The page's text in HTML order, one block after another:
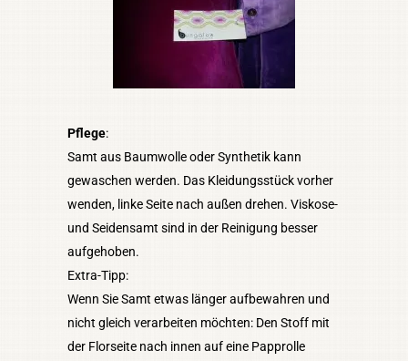
Pflege:
Samt aus Baumwolle oder Synthetik kann
gewaschen werden. Das Kleidungsstück vorher
wenden, linke Seite nach außen drehen. Viskose-
und Seidensamt sind in der Reinigung besser
aufgehoben.
Extra-Tipp:
Wenn Sie Samt etwas länger aufbewahren und
nicht gleich verarbeiten möchten: Den Stoff mit
der Florseite nach innen auf eine Papprolle